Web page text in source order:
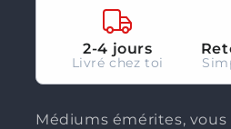
2-4 jours
Livré chez toi
Médiums émérites,